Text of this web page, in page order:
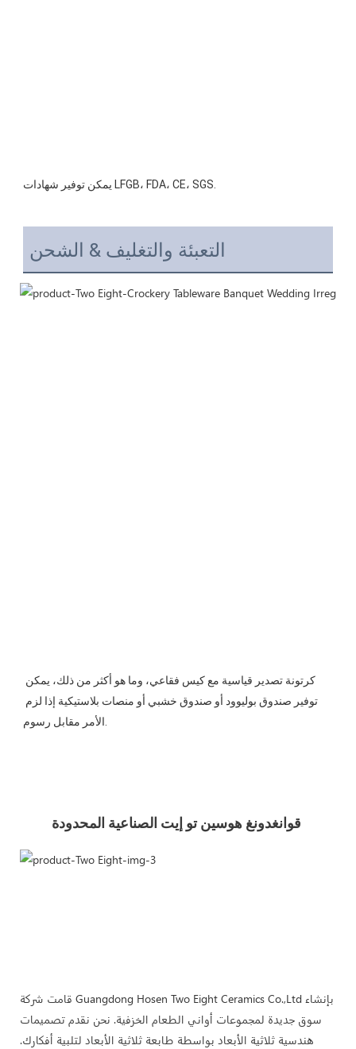
التعبئة والتغليف & الشحن
قامت شركة Guangdong Hosen Two Eight Ceramics Co.,Ltd بإنشاء
سوق جديدة لمجموعات أواني الطعام الخزفية. نحن نقدم تصميمات
هندسية ثلاثية الأبعاد بواسطة طابعة ثلاثية الأبعاد لتلبية أفكارك.